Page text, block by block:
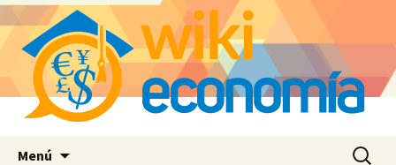
Menú Buscar: